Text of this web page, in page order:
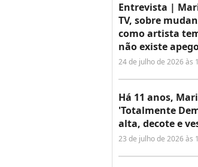
Entrevista |
TV, sobre
como artista
não existe
24 de julho de 2026 às
Há 11 anos,
'Totalmente
alta, decote e
23 de julho de 2026 às